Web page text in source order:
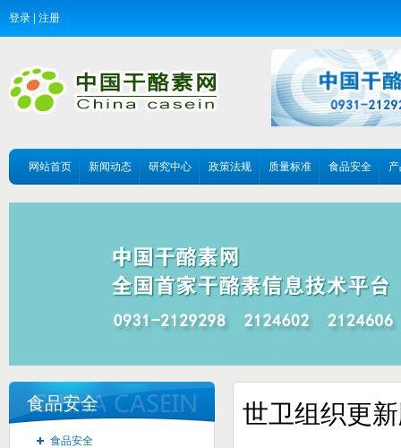
登录 注册
网站首页 新闻动态 研究中心 政策法规 质量标准 食品安全
食品安全
食品安全
世卫组织更